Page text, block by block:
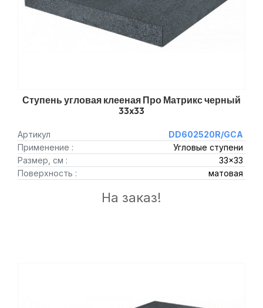
Ступень угловая клееная Про Матрикс черный
33x33
Артикул
DD602520R/GCA
Применение :
Угловые ступени
Размер, см :
33x33
Поверхность :
матовая
На заказ!